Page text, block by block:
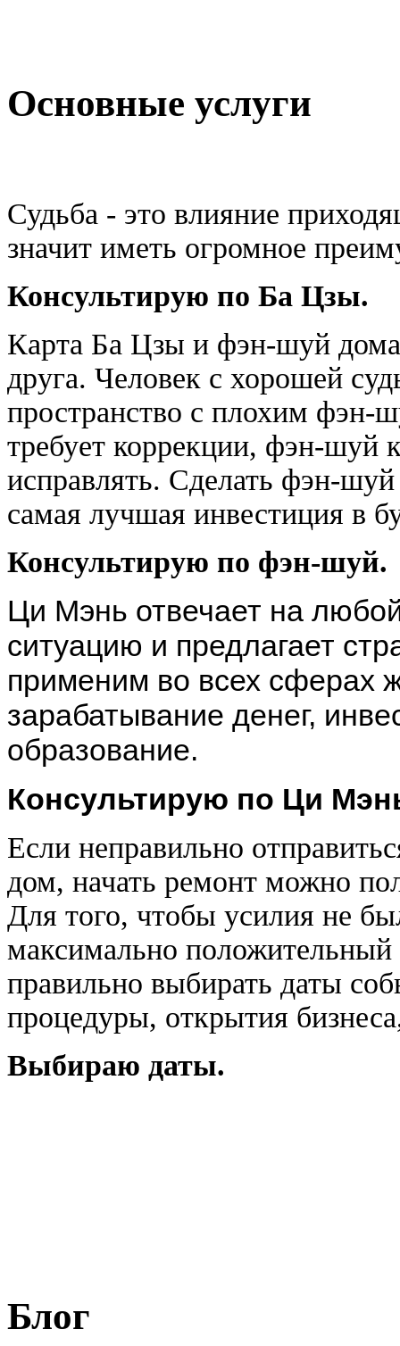
Основные услуги
Судьба - это влияние
значит иметь огромное
Консультирую по Ба Цзы.
Карта Ба Цзы и фэн-шуй дома
друга. Человек с хорошей
пространство с плохим фэн-
требует коррекции, фэн-шуй
исправлять. Сделать фэн-шуй
самая лучшая инвестиция в
Консультирую по фэн-шуй.
Ци Мэнь отвечает на
ситуацию и предлагает
применим во всех сферах
зарабатывание денег,
образование.
Консультирую по Ци
Если неправильно
дом, начать ремонт можно
Для того, чтобы усилия не
максимально положительный
правильно выбирать даты
процедуры, открытия
Выбираю даты.
Блог